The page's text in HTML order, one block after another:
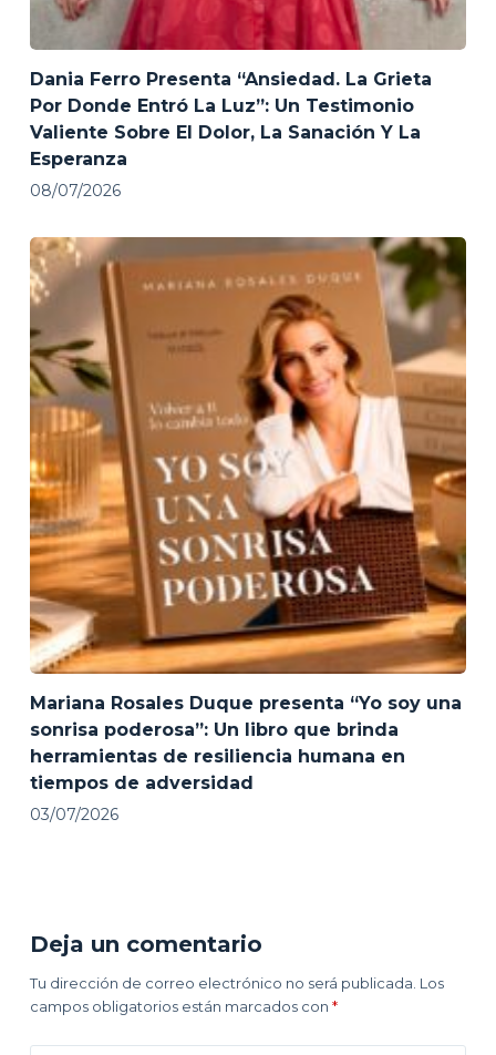
Dania Ferro Presenta “Ansiedad. La Grieta
Por Donde Entró La Luz”: Un Testimonio
Valiente Sobre El Dolor, La Sanación Y La
Esperanza
08/07/2026
Mariana Rosales Duque presenta “Yo soy una
sonrisa poderosa”: Un libro que brinda
herramientas de resiliencia humana en
tiempos de adversidad
03/07/2026
Deja un comentario
Tu dirección de correo electrónico no será publicada. Los
campos obligatorios están marcados con *